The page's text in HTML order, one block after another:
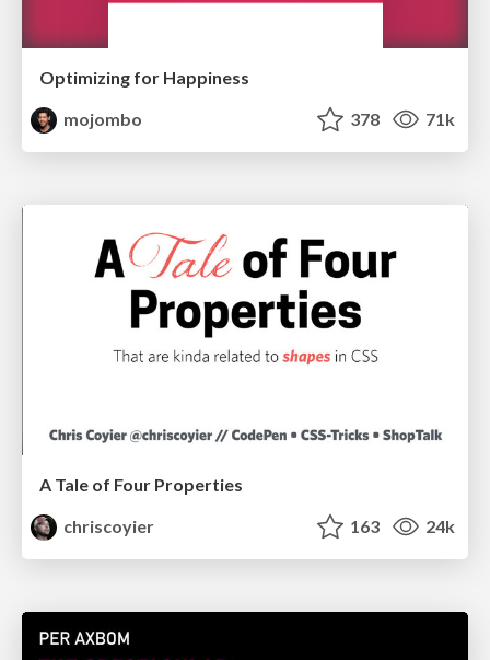
Optimizing for Happiness
mojombo
378 71k
A Tale of Four Properties
chriscoyier
163 24k